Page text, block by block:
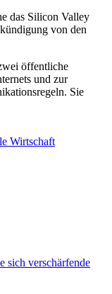
das Silicon Valley
von den
öffentliche
und zur
Sie
Wirtschaft
sich verschärfende